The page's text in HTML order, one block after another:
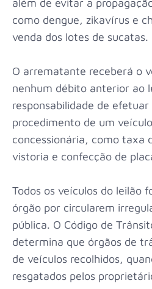
como dengue, zikavírus e
venda dos lotes de sucatas.
O arrematante receberá o
nenhum débito anterior ao
responsabilidade de
procedimento de um
concessionária, como taxa
vistoria e confecção de
Todos os veículos do leilão
órgão por circularem
pública. O Código de
determina que órgãos de
de veículos recolhidos,
resgatados pelos